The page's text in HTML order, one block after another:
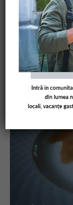
Ied cu hrișcă
Moscova)